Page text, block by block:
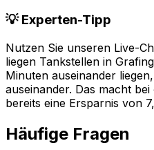
💡 Experten-Tipp
Nutzen Sie unseren Live-
liegen Tankstellen in
Minuten auseinander
auseinander. Das macht
bereits eine Ersparnis von
Häufige Fragen